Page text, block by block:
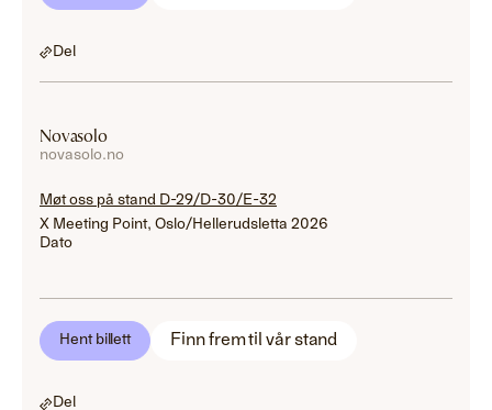
Del
Novasolo
novasolo.no
Møt oss på stand D-29/D-30/E-32
X Meeting Point, Oslo/Hellerudsletta 2026
Dato
Hent billett Finn frem til vår stand
Del